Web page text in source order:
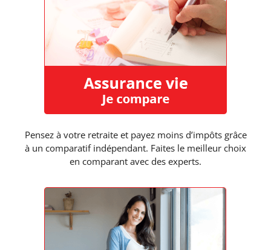
Pensez à votre retraite et payez moins d’impôts grâce
à un comparatif indépendant. Faites le meilleur choix
en comparant avec des experts.